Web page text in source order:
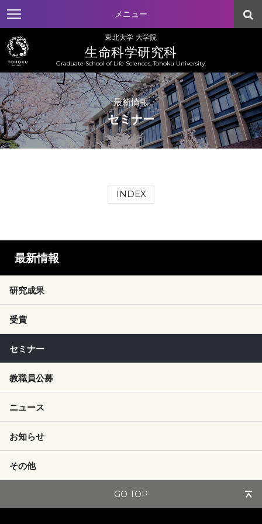
メニュー
東北大学 大学院
生命科学研究科
Graduate School of Life Sciences, Tohoku University.
最新情報
セミナー
INDEX
最新情報
研究成果
受賞
セミナー
教職員公募
ニュース
お知らせ
その他
GO TOP